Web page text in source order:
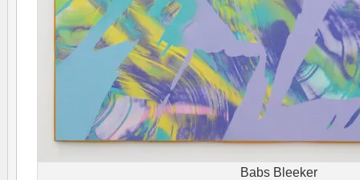
Babs Bleeker